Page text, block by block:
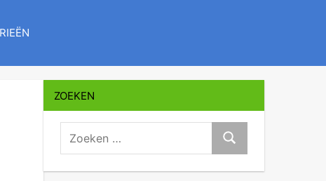
ZOEKEN
zoeken:
Zoeken